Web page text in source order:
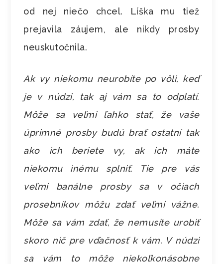
od nej niečo chcel. Líška mu tiež
prejavila záujem, ale nikdy prosby
neuskutočnila.
Ak vy niekomu neurobíte po vôli, keď
je v núdzi, tak aj vám sa to odplatí.
Môže sa veľmi ľahko stať, že vaše
úprimné prosby budú brať ostatní tak
ako ich beriete vy, ak ich máte
niekomu inému splniť. Tie pre vás
veľmi banálne prosby sa v očiach
prosebníkov môžu zdať veľmi vážne.
Môže sa vám zdať, že nemusíte urobiť
skoro nič pre vďačnosť k vám. V núdzi
sa vám to môže niekoľkonásobne